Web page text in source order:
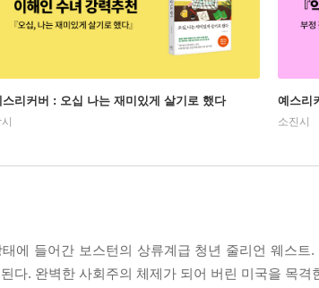
스리커버 : 오십 나는 재미있게 살기로 했다 예스리
소진시
에 들어간 보스턴의 상류계급 청년 줄리언 웨스트
다. 완벽한 사회주의 체제가 되어 버린 미국을 목